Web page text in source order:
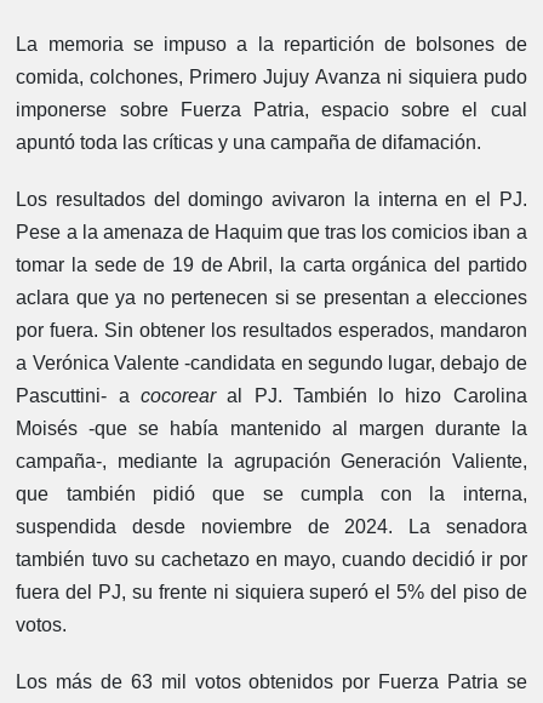
La memoria se impuso a la repartición de bolsones de
comida, colchones, Primero Jujuy Avanza ni siquiera pudo
imponerse sobre Fuerza Patria, espacio sobre el cual
apuntó toda las críticas y una campaña de difamación.
Los resultados del domingo avivaron la interna en el PJ.
Pese a la amenaza de Haquim que tras los comicios iban a
tomar la sede de 19 de Abril, la carta orgánica del partido
aclara que ya no pertenecen si se presentan a elecciones
por fuera. Sin obtener los resultados esperados, mandaron
a Verónica Valente -candidata en segundo lugar, debajo de
Pascuttini- a cocorearal PJ. También lo hizo Carolina
Moisés -que se había mantenido al margen durante la
campaña-, mediante la agrupación Generación Valiente,
que también pidió que se cumpla con la interna,
suspendida desde noviembre de 2024. La senadora
también tuvo su cachetazo en mayo, cuando decidió ir por
fuera del PJ, su frente ni siquiera superó el 5% del piso de
votos.
Los más de 63 mil votos obtenidos por Fuerza Patria se